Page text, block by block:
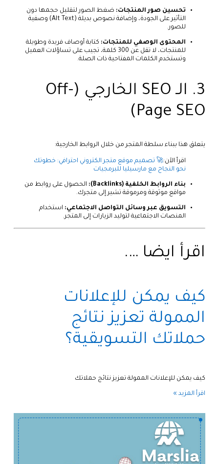
تحسين صور المنتجات: ضغط الصور لتقليل حجمها دون
التأثير على الجودة، وإضافة نصوص بديلة (Alt Text) وصفية
للصور.
المحتوى الوصفي للمنتجات: كتابة أوصاف فريدة وطويلة
للمنتجات، لا تقل عن 300 كلمة، تجيب على تساؤلات العميل
وتستخدم الكلمات المفتاحية ذات الصلة.
3. الـ SEO الخارجي (Off-
Page SEO)
يتعلق هذا ببناء سلطة المتجر من خلال الروابط الخارجية:
اقرأ الآن:🚀 تصميم موقع متجر الكتروني احترافي: خطوتك
نحو النجاح مع مارسيليا للبرمجيات
بناء الروابط الخلفية (Backlinks):
الحصول على روابط من
مواقع موثوقة ومرموقة تشير إلى متجرك.
التسويق عبر وسائل التواصل الاجتماعي: استخدام
المنصات الاجتماعية لتوليد الزيارات إلى المتجر.
اقرأ ايضا ….
كيف يمكن للإعلانات
الممولة تعزيز نتائج
حملاتك التسويقية؟
كيف يمكن للإعلانات الممولة تعزيز نتائج حملاتك
اقرأ المزيد »